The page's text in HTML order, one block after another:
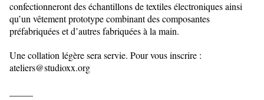
confectionneront des échantillons de textiles électroniques ainsi
qu’un vêtement prototype combinant des composantes
préfabriquées et d’autres fabriquées à la main.
Une collation légère sera servie. Pour vous inscrire :
ateliers@studioxx.org